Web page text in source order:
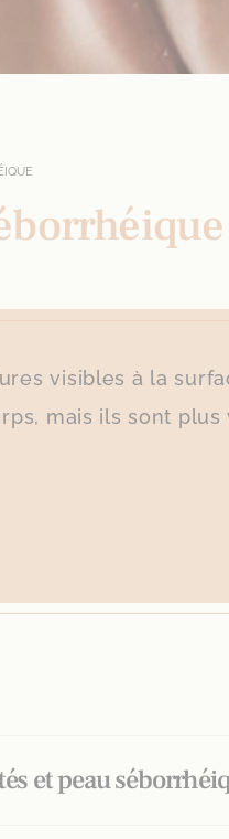
visibles à la
mais ils sont
et peau